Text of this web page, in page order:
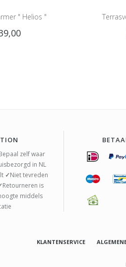
" Helios "
zelf waar
in NL
✓Niet tevreden
Retourneren is
middels
KLANTENSERVICE